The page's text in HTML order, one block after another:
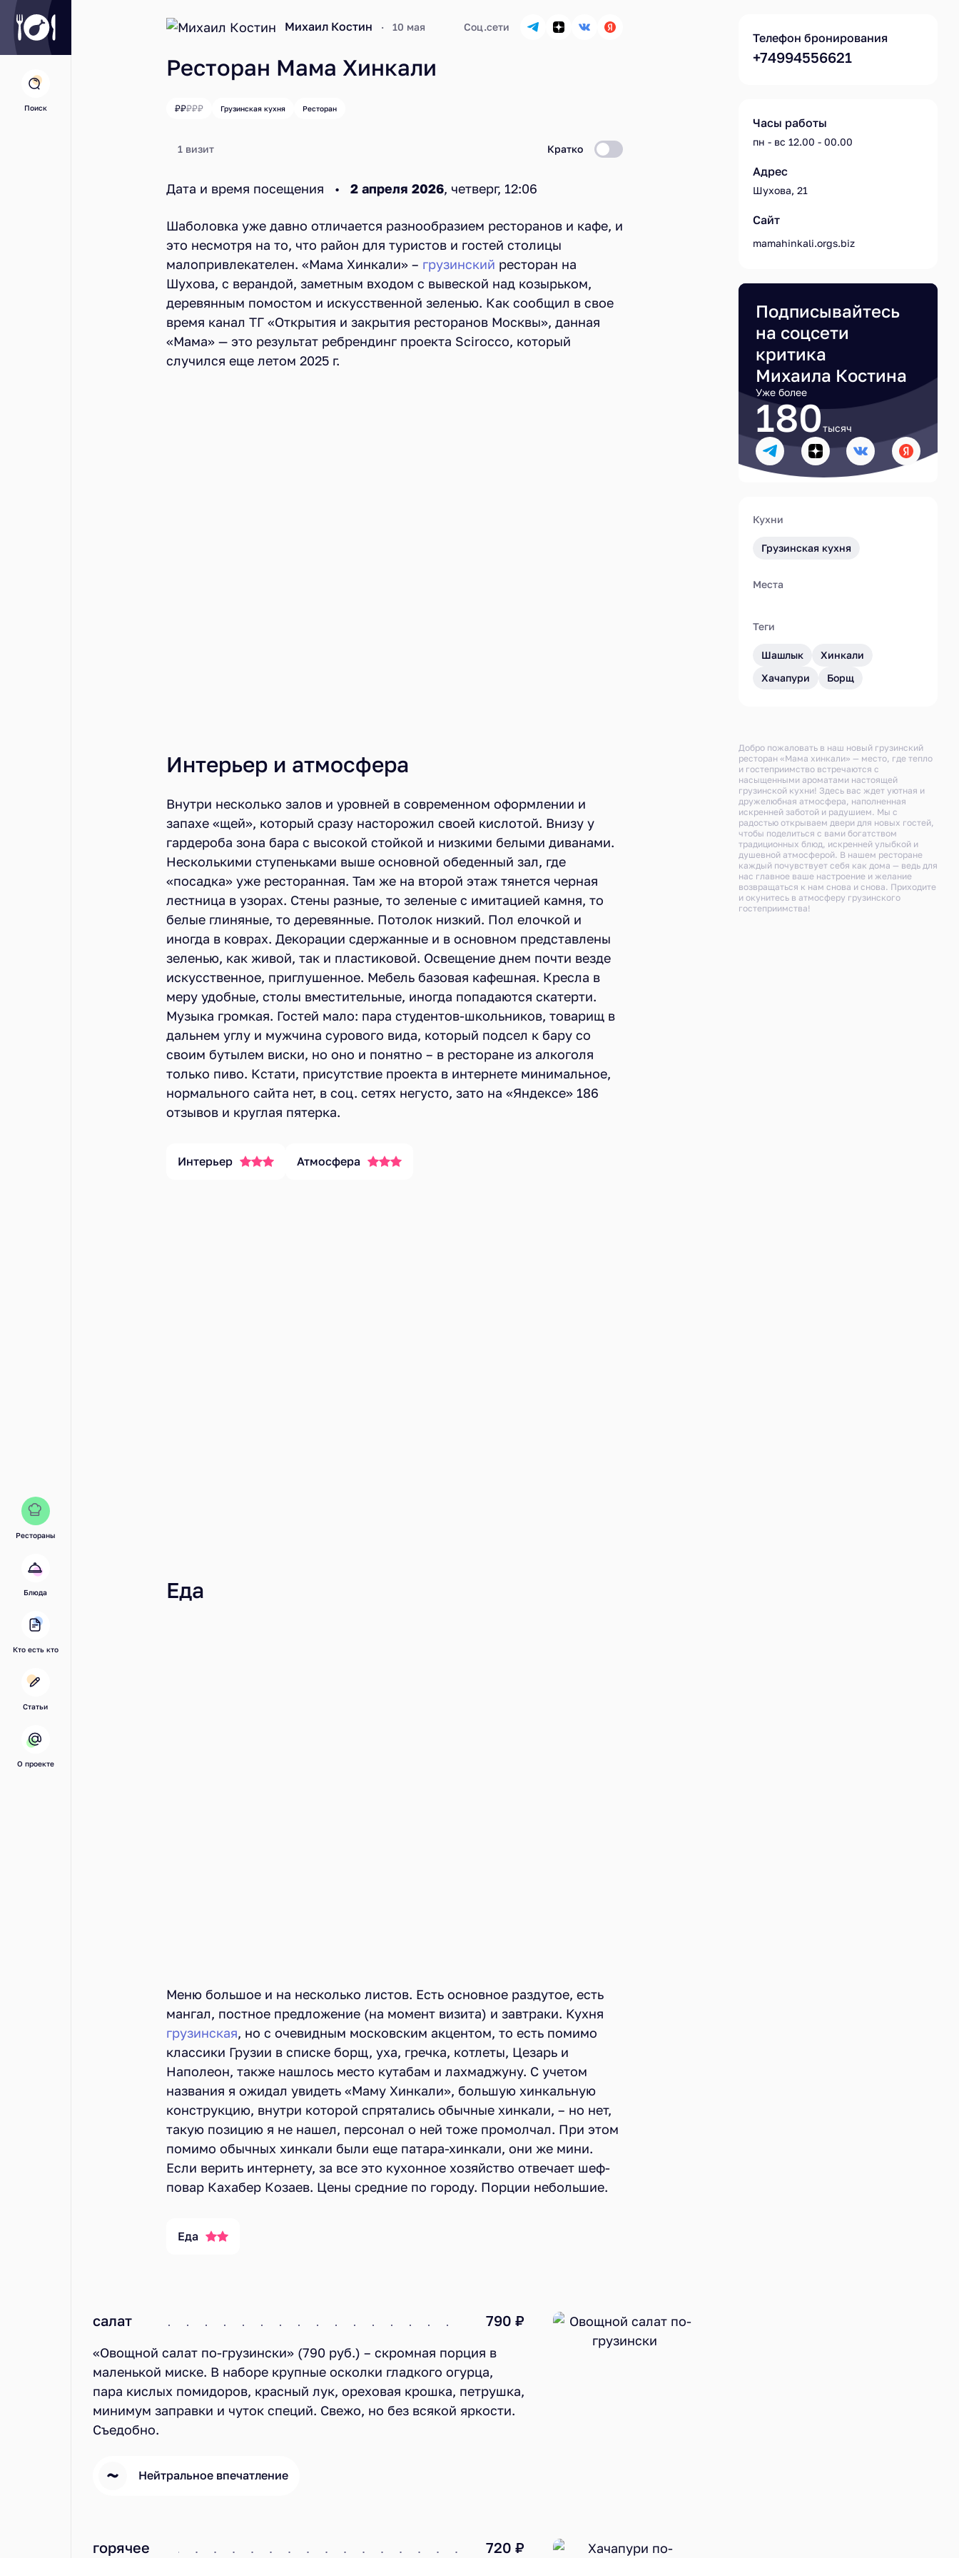
Поиск
Рестораны
Блюда
Кто есть кто
Статьи
О проекте
Михаил Костин 10 мая Соц.сети
Ресторан Мама Хинкали
Грузинская кухня Ресторан
1 визит Кратко
Дата и время посещения • 2 апреля 2026, четверг, 12:06
Шаболовка уже давно отличается разнообразием ресторанов и кафе, и
это несмотря на то, что район для туристов и гостей столицы
малопривлекателен. «Мама Хинкали» – грузинский ресторан на
Шухова, с верандой, заметным входом с вывеской над козырьком,
деревянным помостом и искусственной зеленью. Как сообщил в свое
время канал ТГ «Открытия и закрытия ресторанов Москвы», данная
«Мама» — это результат ребрендинг проекта Scirocco, который
случился еще летом 2025 г.
Интерьер и атмосфера
Внутри несколько залов и уровней в современном оформлении и
запахе «щей», который сразу насторожил своей кислотой. Внизу у
гардероба зона бара с высокой стойкой и низкими белыми диванами.
Несколькими ступеньками выше основной обеденный зал, где
«посадка» уже ресторанная. Там же на второй этаж тянется черная
лестница в узорах. Стены разные, то зеленые с имитацией камня, то
белые глиняные, то деревянные. Потолок низкий. Пол елочкой и
иногда в коврах. Декорации сдержанные и в основном представлены
зеленью, как живой, так и пластиковой. Освещение днем почти везде
искусственное, приглушенное. Мебель базовая кафешная. Кресла в
меру удобные, столы вместительные, иногда попадаются скатерти.
Музыка громкая. Гостей мало: пара студентов-школьников, товарищ в
дальнем углу и мужчина сурового вида, который подсел к бару со
своим бутылем виски, но оно и понятно – в ресторане из алкоголя
только пиво. Кстати, присутствие проекта в интернете минимальное,
нормального сайта нет, в соц. сетях негусто, зато на «Яндексе» 186
отзывов и круглая пятерка.
Интерьер Атмосфера
Еда
Меню большое и на несколько листов. Есть основное раздутое, есть
мангал, постное предложение (на момент визита) и завтраки. Кухня
грузинская, но с очевидным московским акцентом, то есть помимо
классики Грузии в списке борщ, уха, гречка, котлеты, Цезарь и
Наполеон, также нашлось место кутабам и лахмаджуну. С учетом
названия я ожидал увидеть «Маму Хинкали», большую хинкальную
конструкцию, внутри которой спрятались обычные хинкали, – но нет,
такую позицию я не нашел, персонал о ней тоже промолчал. При этом
помимо обычных хинкали были еще патара-хинкали, они же мини.
Если верить интернету, за все это кухонное хозяйство отвечает шеф-
повар Кахабер Козаев. Цены средние по городу. Порции небольшие.
Еда
салат 790 ₽
«Овощной салат по-грузински» (790 руб.) – скромная порция в
маленькой миске. В наборе крупные осколки гладкого огурца,
пара кислых помидоров, красный лук, ореховая крошка, петрушка,
минимум заправки и чуток специй. Свежо, но без всякой яркости.
Съедобно.
Нейтральное впечатление
горячее 720 ₽
Телефон бронирования
+74994556621
Часы работы
пн - вс 12.00 - 00.00
Адрес
Шухова, 21
Сайт
mamahinkali.orgs.biz
Подписывайтесь
на соцсети
критика
Михаила Костина
Уже более
180тысяч
Кухни
Грузинская кухня
Места
Теги
Шашлык
Хинкали
Хачапури
Борщ
Добро пожаловать в наш новый грузинский
ресторан «Мама хинкали» — место, где тепло
и гостеприимство встречаются с
насыщенными ароматами настоящей
грузинской кухни! Здесь вас ждет уютная и
дружелюбная атмосфера, наполненная
искренней заботой и радушием. Мы с
радостью открываем двери для новых гостей,
чтобы поделиться с вами богатством
традиционных блюд, искренней улыбкой и
душевной атмосферой. В нашем ресторане
каждый почувствует себя как дома — ведь для
нас главное ваше настроение и желание
возвращаться к нам снова и снова. Приходите
и окунитесь в атмосферу грузинского
гостеприимства!